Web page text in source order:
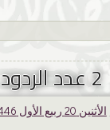
2 عدد الردود عل المقالة = الدروس: مسك الختام-كتاب القصاص-الدرس الثاني والعشرون.
الأثنين 20 ربيع الأول 1446هـ 23-9-2024م at 9:10 ص